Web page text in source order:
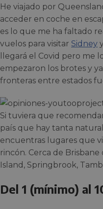
He viajado por
acceder en coche en
es lo que me ha faltado
vuelos para visitar Sidney
llegará el Covid pero me
empezaron los brotes y
fronteras entre estados
Si tuviera que
país que hay tanta
encuentras lugares que
rincón. Cerca de
Island, Springbrook,
Del 1 (mínimo) al